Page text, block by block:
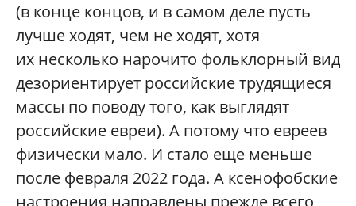
(в конце концов, и в самом деле пусть
лучше ходят, чем не ходят, хотя
их несколько нарочито фольклорный вид
дезориентирует российские трудящиеся
массы по поводу того, как выглядят
российские евреи). А потому что евреев
физически мало. И стало еще меньше
после февраля 2022 года. А ксенофобские